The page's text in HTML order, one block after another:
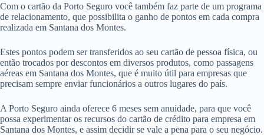
Com o cartão da Porto Seguro você também faz parte de um programa
de relacionamento, que possibilita o ganho de pontos em cada compra
realizada em Santana dos Montes.
Estes pontos podem ser transferidos ao seu cartão de pessoa física, ou
então trocados por descontos em diversos produtos, como passagens
aéreas em Santana dos Montes, que é muito útil para empresas que
precisam sempre enviar funcionários a outros lugares do país.
A Porto Seguro ainda oferece 6 meses sem anuidade, para que você
possa experimentar os recursos do cartão de crédito para empresa em
Santana dos Montes, e assim decidir se vale a pena para o seu negócio.